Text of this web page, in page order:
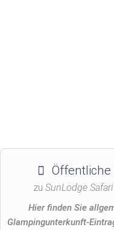
Öffentliche
zu SunLodge
Hier finden Sie
Glampingunterkunft-